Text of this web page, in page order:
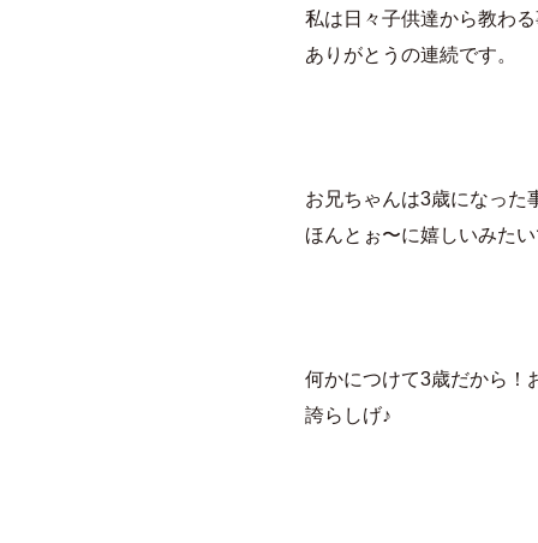
私は日々子供達から教わ
ありがとうの連続です。
お兄ちゃんは3歳になった
何かにつけて3歳だから！
誇らしげ♪